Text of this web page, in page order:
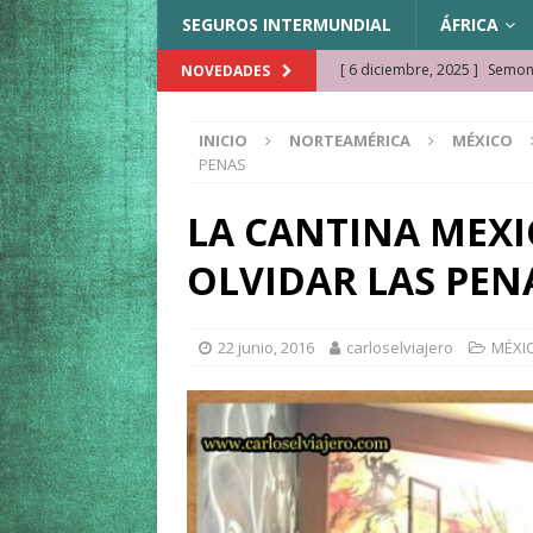
SEGUROS INTERMUNDIAL ÁFRICA
NOVEDADES [ 6 diciembre, 2025 ]
KAZAJISTÁN
REFLEXIONES VIAJERAS
[ 9 octubre, 2025 ]
[ 3 agosto, 2025 ]
Qué ver
[ 15 marzo, 2026 ] Ela
INICIO NORTEAMÉRICA MÉXICO
PENAS
LA CANTINA
OLVIDAR LAS
22 junio, 2016 carloselviajero